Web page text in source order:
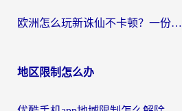
欧洲怎么玩新诛仙不卡顿？一份给海外游子的国服游戏畅玩指南
地区限制怎么办